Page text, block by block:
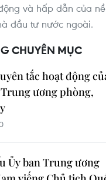
và hấp dẫn của
đầu tư nước ngoài.
CHUYÊN MỤC
tắc hoạt động
ương phòng,
Ủy ban Trung ương